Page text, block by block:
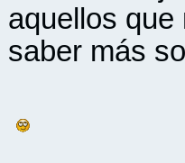
aquellos
saber más